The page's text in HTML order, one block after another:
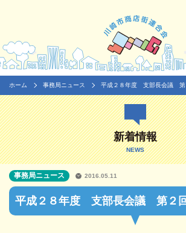
ホーム 事務局ニュース 平成２８年度 支部長会議 第
新着情報
NEWS
平成２８年度 支部長会議 第２
事務局ニュース 2016.05.11